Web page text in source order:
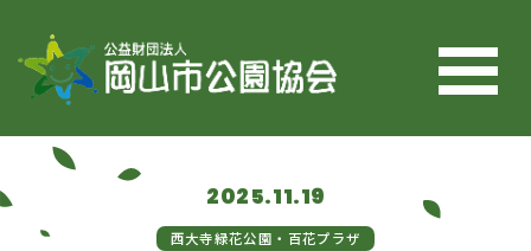
2025.11.19
西大寺緑花公園・百花プラザ